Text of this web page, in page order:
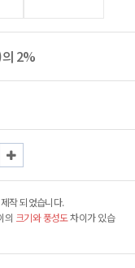
2%
작 되었습니다.
의 크기와 풍성도차이가 있습